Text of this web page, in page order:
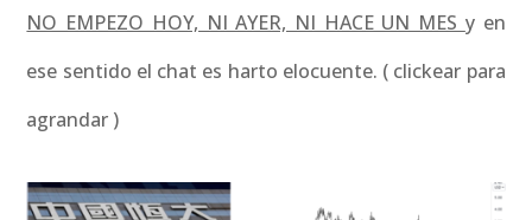
NO EMPEZO HOY, NI AYER, NI HACE UN MES y en
ese sentido el chat es harto elocuente. ( clickear para
agrandar )